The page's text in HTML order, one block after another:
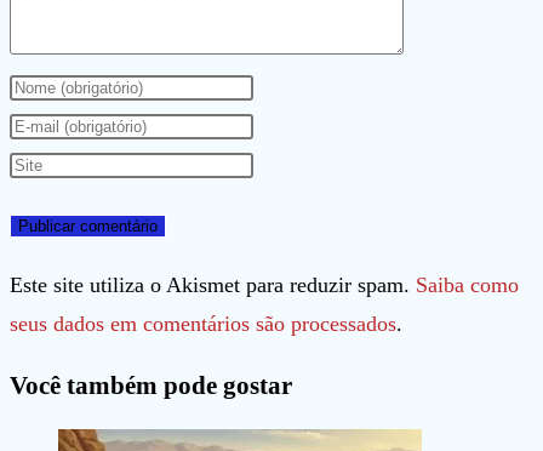
Digite
seu
nome
nome
de
usuário
comentar
Digite
seu
de
e-
mail
comentar
Digite
URL
do
seu
(opcional)
Este site utiliza o Akismet para reduzir spam. Saiba como
seus dados em comentários são processados.
Você também pode gostar